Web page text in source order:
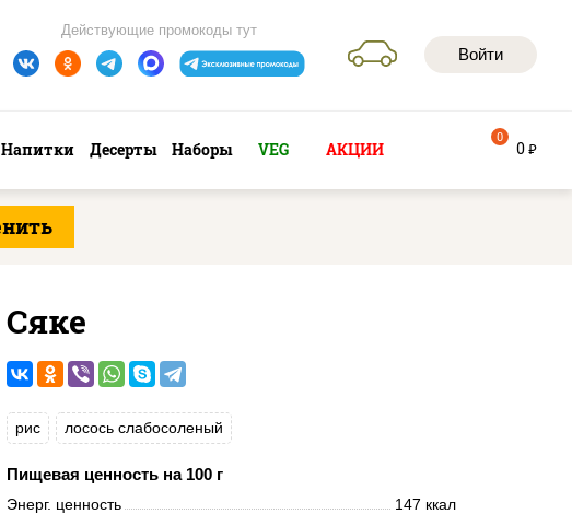
Войти
Действующие промокоды тут
Напитки Десерты Наборы VEG АКЦИИ 0 руб
0
Сяке
рис лосось слабосоленый
Пищевая ценность на 100 г
Энерг. ценность
147 ккал